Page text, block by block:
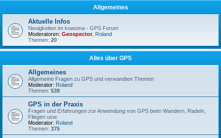
h
Allgemeines
Aktuelle Infos
Neuigkeiten im kowoma - GPS Forum
Moderatoren: Geospector, Roland
Themen: 20
Alles über GPS
Allgemeines
Allgemeine Fragen zu GPS und verwandten Themen
Moderator: Roland
Themen: 539
GPS in der Praxis
Fragen und Erfahrungen zur Anwendung von GPS beim Wandern, Radeln,
Fliegen usw.
Moderator: Roland
Themen: 375